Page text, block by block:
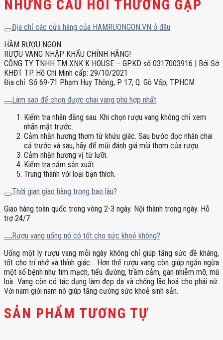
NHỮNG CÂU HỎI THƯỜNG GẶP
Địa chỉ các cửa hàng của HAMRUONGON.VN ở đâu
HẦM RƯỢU NGON
RƯỢU VANG NHẬP KHẨU CHÍNH HÃNG!
CÔNG TY TNHH TM XNK K HOUSE – GPKD số 0317003916 | Bởi Sở
KHĐT TP. Hồ Chí Minh cấp: 29/10/2021
Địa chỉ: Số 69-71 Phạm Huy Thông, P. 17, Q. Gò Vấp, TPHCM
Làm sao để chọn được chai vang phù hợp nhất
Kiểm tra nhãn đằng sau. Khi chọn rượu vang không chỉ xem
nhãn mặt trước.
Cảm nhận hương thơm từ khứu giác. Sau bước đọc nhãn chai
cả trước và sau, hãy để mũi đánh giá mùi thơm của rượu.
Cảm nhận hương vị từ lưỡi.
Kiểm tra năm sản xuất.
Trung thành với loại bạn thích.
Thời gian giao hàng trong bao lâu?
Giao hàng toàn quốc trong vòng 2-3 ngày. Nội thành trong ngày. Hỗ
trợ 24/7
Rượu vang uống nó có tốt cho sức khoẻ không?
Uống một ly rượu vang mỗi ngày không chỉ giúp tăng sức đề kháng,
tốt cho trí nhớ và thính giác… Hơn thế rượu vang còn giúp ngăn ngừa
một số bệnh như tim mạch, tiểu đường, trầm cảm, gan nhiễm mỡ, mù
loà…Vang còn có tác dụng làm đẹp da và chống lão hoá cho phái nữ.
Với nam giới nam nó giúp tăng cường sức khoẻ sinh sản.
SẢN PHẨM TƯƠNG TỰ